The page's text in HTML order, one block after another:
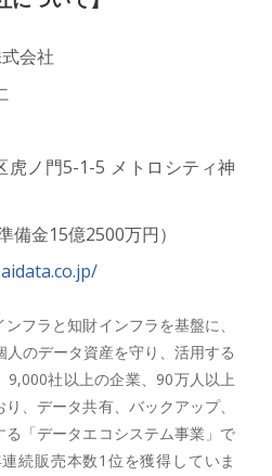
会社
虎ノ門5-1-5 メトロシティ神
備金15億2500万円）
フラと知財インフラを基盤に、
のデータ資産を守り、活用する
9,000社以上の企業、90万人以上
、データ共有、バックアップ、
「データエコシステム事業」で
続販売本数1位を獲得していま